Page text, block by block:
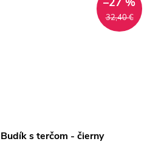
32,40 €
Budík s terčom - čierny